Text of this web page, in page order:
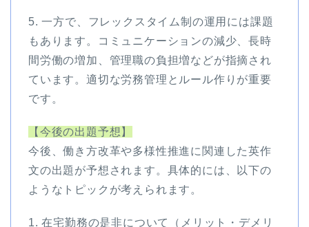
5. 一方で、フレックスタイム制の運用には課題
もあります。コミュニケーションの減少、長時
間労働の増加、管理職の負担増などが指摘され
ています。適切な労務管理とルール作りが重要
です。
【今後の出題予想】
今後、働き方改革や多様性推進に関連した英作
文の出題が予想されます。具体的には、以下の
ようなトピックが考えられます。
1. 在宅勤務の是非について（メリット・デメリ